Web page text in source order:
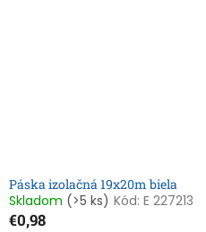
Páska izolačná 19x20m biela
Skladom (>5 ks) Kód: E 227213
€0,98